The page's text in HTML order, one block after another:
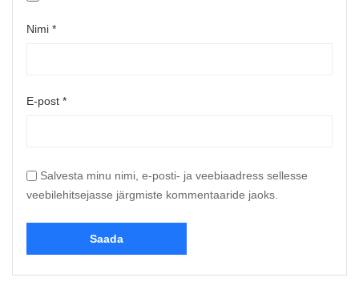
Nimi *
E-post *
Salvesta minu nimi, e-posti- ja veebiaadress sellesse
veebilehitsejasse järgmiste kommentaaride jaoks.